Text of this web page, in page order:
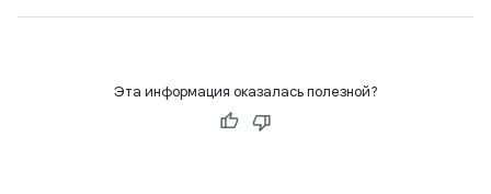
Эта информация оказалась полезной?